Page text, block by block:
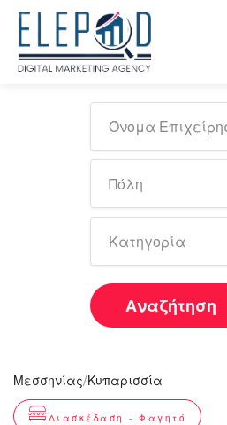
Αναζήτηση
Μεσσηνίας/Κυπαρισσία
Διασκέδαση - Φαγητό